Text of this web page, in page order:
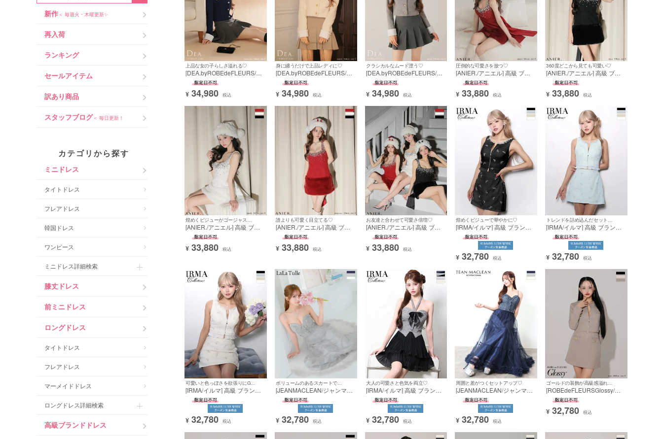
BRAND
他のブランドを選ぶ
ALL
モノトーン ホワイト
ネイビー ピンク ベージュ
ワインレッド ブルー イエロー パープル
グリーン グレー
XSサイズ Sサイズ Mサイズ Lサイズ XLサイズ XXLサイズ以上
春 年中
在庫ありのみ
在庫なし商品も表示
この条件で探す
新作＜ 毎週火・木曜更新✨
再入荷
ランキング
セールアイテム
訳あり商品
スタッフブログ＜ 毎日更新！
カテゴリから探す
ミニドレス
タイトドレス
フレアドレス
韓国ドレス
ワンピース
ミニドレス詳細検索
膝丈ドレス
前ミニドレス
ロングドレス
タイトドレス
フレアドレス
マーメイドドレス
ロングドレス詳細検索
高級ブランドドレス
上品な女の子らしさ溢れる♡
[DEA.byROBEdeFLEURS/デ
ィアバイローブドフルール] 高
級 ブランド Aラインミニドレ
ス 長袖 セットアップ ツイー
ド フロントボタン プリーツ
¥ 34,980 税込
身に纏うだけで上品レディに♡
[DEA.byROBEdeFLEURS/デ
ィアバイローブドフルール] 高
級 ブランド Aラインミニドレ
ス 長袖 セットアップ ツイー
ド フロントボタン プリーツ
¥ 34,980 税込
クラシカルなムード漂う♡
[DEA.byROBEdeFLEURS/デ
ィアバイローブドフルール] 高
級 ブランド Aラインミニドレ
ス 長袖 セットアップ ツイー
ド フロントボタン プリーツ
¥ 34,980 税込
圧倒的な可愛さを放つ♡
[ANIER./アニエル] 高級 ブラ
ンド タイトミニドレス ノース
リーブ 背中魅せ ツイード バ
ックリボン キラキラビジュー
ファー サンタコスプレドレス
[ドレス/帽子/後ろリボン]
¥ 33,880 税込
360度どこから見ても可愛い♡
[ANIER./アニエル] 高級 ブラ
ンド タイトミニドレス ノース
リーブ 背中魅せ ツイード バ
ックリボン キラキラビジュー
ファー サンタコスプレドレス
[ドレス/帽子/後ろリボン]
¥ 33,880 税込
[ANIER./アニエル] 高級 ブラ
ンド タイトミニドレス ノース
リーブ 背中魅せ ツイード バ
ックリボン キラキラビジュー
ファー サンタコスプレドレス
¥ 33,880 税込
誰よりも可愛く目立てる♡
[ANIER./アニエル] 高級 ブラ
ンド タイトミニドレス ノース
リーブ 背中魅せ ツイード バ
ックリボン キラキラビジュー
ファー サンタコスプレドレス
¥ 33,880 税込
お友達と合わせて可愛さ倍増♡
[ANIER./アニエル] 高級 ブラ
ンド タイトミニドレス ノース
リーブ 背中魅せ ツイード バ
ックリボン キラキラビジュー
ファー サンタコスプレドレス
¥ 33,880 税込
煌めくビジューで華やかに♡
[IRMA/イルマ] 高級 ブランド
タイトミニドレス 谷間 セット
アップ ノースリーブ ジップ
サマーツイード リボンモチー
フ フリル
¥ 32,780 税込
[IRMA/イルマ] 高級 ブランド
タイトミニドレス 谷間 セット
アップ ノースリーブ ジップ
サマーツイード リボンモチー
フ フリル
¥ 32,780 税込
[IRMA/イルマ] 高級 ブランド
タイトミニドレス 谷間 セット
アップ ノースリーブ ジップ
サマーツイード リボンモチー
フ フリル
¥ 32,780 税込
ボリュームのあるスカートで華やかに♡
[JEANMACLEAN/ジャンマク
レーン] 高級 ブランド Aライ
ンロングドレス キャミソール
セットアップ ツイード ハート
カット フロントボタン シフォ
ンスカート (らむ着用)
¥ 32,780 税込
大人の可愛さと色気を両立♡
[IRMA/イルマ] 高級 ブランド
Aラインミニドレス 谷間 セッ
トアップ 2way ホルターネッ
ク ベア リボン ツイード シフ
ォン
¥ 32,780 税込
周囲と差がつくセットアップ♡
[JEANMACLEAN/ジャンマク
レーン] 高級 ブランド Aライ
ンロングドレス キャミソール
セットアップ ツイード ハート
カット フロントボタン シフォ
ンスカート
¥ 32,780 税込
[ROBEdeFLEURSGlossy/ロ
ーブドフルールグロッシー] 高
級長袖 袖ありジャケット風ツ
イードセットアップジップゴ
ールドデザインフレアミニド
¥ 32,780 税込